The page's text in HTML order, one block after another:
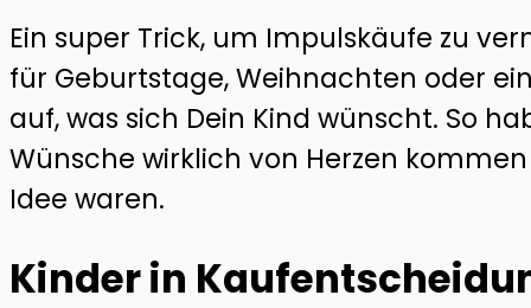
Ein super Trick, um Impulskäufe zu
für Geburtstage, Weihnachten oder
auf, was sich Dein Kind wünscht. So
Wünsche wirklich von Herzen
Idee waren.
Kinder in